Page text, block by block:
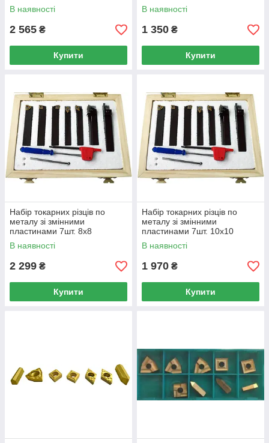
В наявності
2 565 ₴
Купити
В наявності
1 350 ₴
Купити
Набір токарних різців по
металу зі змінними
пластинами 7шт. 8х8
(арт.23362С8)
В наявності
2 299 ₴
Купити
Набір токарних різців по
металу зі змінними
пластинами 7шт. 10х10
(арт.23362С10)
В наявності
1 970 ₴
Купити